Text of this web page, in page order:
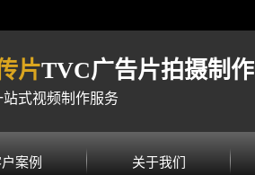
片TVC广告片拍摄制作
式视频制作服务
案例 关于我们